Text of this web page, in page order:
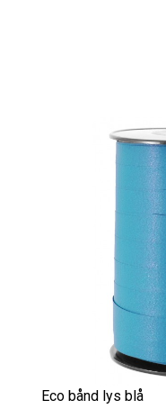
Eco bånd lys blå